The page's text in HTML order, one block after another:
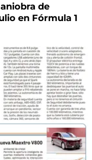
de
en Fórmula 1